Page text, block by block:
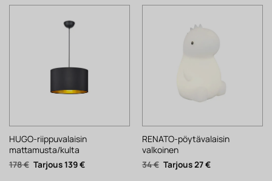
HUGO-riippuvalaisin
mattamusta/kulta
178€ Alkuperäinen
hinta
139€Nykyinen
RENATO-pöytävalaisin
valkoinen
34€ Alkuperäinen
hinta
27€Nykyinen